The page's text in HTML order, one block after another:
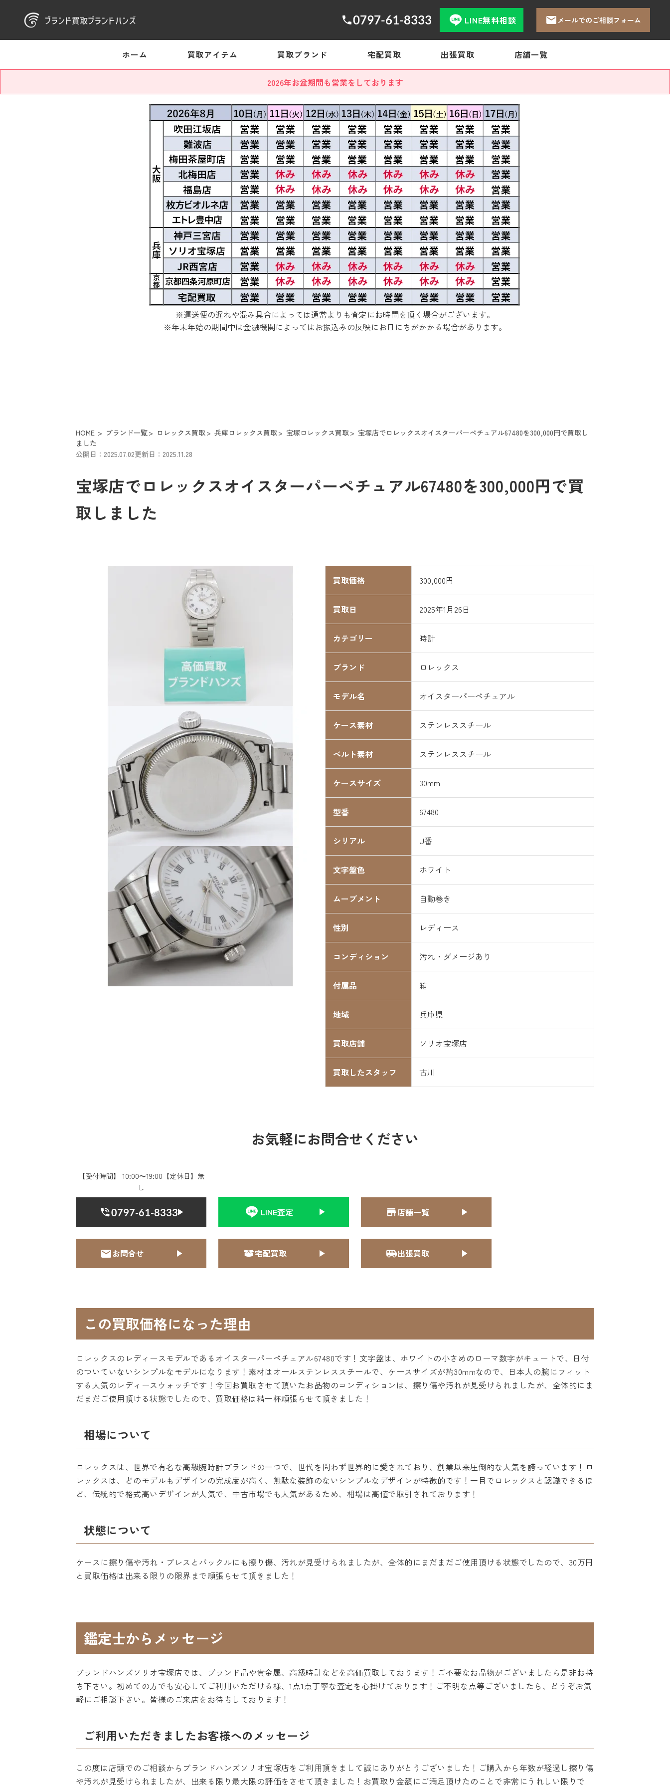
0797-61-8333 LINE無料相談 メールでのご相談フォーム
ホーム 買取アイテム 買取ブランド 宅配買取 出張買取 店舗一覧
2026年お盆期間も営業をしております
※運送便の遅れや混み具合によっては通常よりも査定にお時間を頂く場合がございます。
※年末年始の期間中は金融機関によってはお振込みの反映にお日にちがかかる場合があります。
HOME ブランド一覧 ロレックス買取 兵庫ロレックス買取 宝塚ロレックス買取
宝塚店でロレックスオイスターパーペチュアル67480を300,000円で買取し
ました
公開日：2025.07.02更新日：2025.11.28
宝塚店でロレックスオイスターパーペチュアル67480を300,000円で買
取しました
買取価格 300,000円
買取日 2025年1月26日
カテゴリー 時計
ブランド ロレックス
モデル名 オイスターパーペチュアル
ケース素材 ステンレススチール
ベルト素材 ステンレススチール
ケースサイズ 30mm
型番 67480
シリアル U番
文字盤色 ホワイト
ムーブメント 自動巻き
性別 レディース
コンディション 汚れ・ダメージあり
付属品 箱
地域 兵庫県
買取店舗 ソリオ宝塚店
買取したスタッフ 古川
お気軽にお問合せください
【受付時間】 10:00〜19:00【定休日】無
し
0797-61-8333 LINE査定 店舗一覧
お問合せ 宅配買取 出張買取
この買取価格になった理由
ロレックスのレディースモデルであるオイスターパーペチュアル67480です！文字盤は、ホワイトの小さめのローマ数字がキュートで、日付
のついていないシンプルなモデルになります！素材はオールステンレススチールで、ケースサイズが約30mmなので、日本人の腕にフィット
する人気のレディースウォッチです！今回お買取させて頂いたお品物のコンディションは、擦り傷や汚れが見受けられましたが、全体的にま
だまだご使用頂ける状態でしたので、買取価格は精一杯頑張らせて頂きました！
相場について
ロレックスは、世界で有名な高級腕時計ブランドの一つで、世代を問わず世界的に愛されており、創業以来圧倒的な人気を誇っています！ロ
レックスは、どのモデルもデザインの完成度が高く、無駄な装飾のないシンプルなデザインが特徴的です！一目でロレックスと認識できるほ
ど、伝統的で格式高いデザインが人気で、中古市場でも人気があるため、相場は高値で取引されております！
状態について
ケースに擦り傷や汚れ・ブレスとバックルにも擦り傷、汚れが見受けられましたが、全体的にまだまだご使用頂ける状態でしたので、30万円
と買取価格は出来る限りの限界まで頑張らせて頂きました！
鑑定士からメッセージ
ブランドハンズソリオ宝塚店では、ブランド品や貴金属、高級時計などを高価買取しております！ご不要なお品物がございましたら是非お持
ち下さい。初めての方でも安心してご利用いただける様、1点1点丁寧な査定を心掛けております！ご不明な点等ございましたら、どうぞお気
軽にご相談下さい。皆様のご来店をお待ちしております！
ご利用いただきましたお客様へのメッセージ
この度は店頭でのご相談からブランドハンズソリオ宝塚店をご利用頂きまして誠にありがとうございました！ご購入から年数が経過し擦り傷
や汚れが見受けられましたが、出来る限り最大限の評価をさせて頂きました！お買取り金額にご満足頂けたのことで非常にうれしい限りで